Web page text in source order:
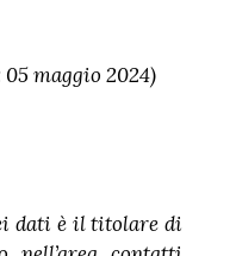
maggio 2024)
dati è il titolare di